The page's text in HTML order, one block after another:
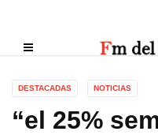
DESTACADAS NOTICIAS
“el 25%